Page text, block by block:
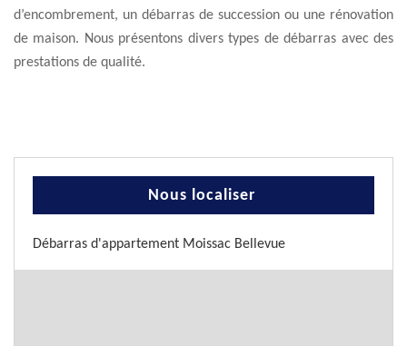
d’encombrement, un débarras de succession ou une rénovation
de maison. Nous présentons divers types de débarras avec des
prestations de qualité.
Nous localiser
Débarras d'appartement Moissac Bellevue